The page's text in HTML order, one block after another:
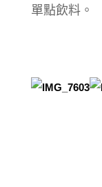
單點飲料。